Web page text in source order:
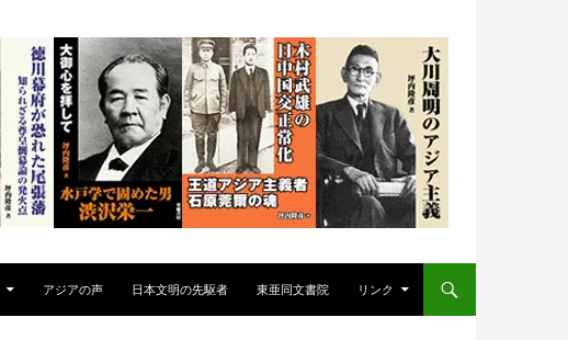
アジアの声 日本文明の先駆者 東亜同文書院 リンク